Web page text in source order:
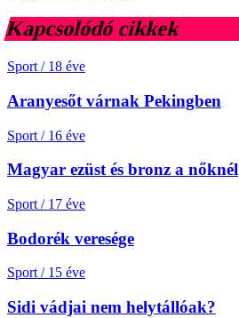
Kapcsolódó cikkek
Sport / 18 éve
Aranyesőt várnak Pekingben
Sport / 16 éve
Magyar ezüst és bronz a nőknél
Sport / 17 éve
Bodorék veresége
Sport / 15 éve
Sidi vádjai nem helytállóak?